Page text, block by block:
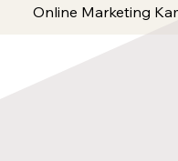
Online Marketing